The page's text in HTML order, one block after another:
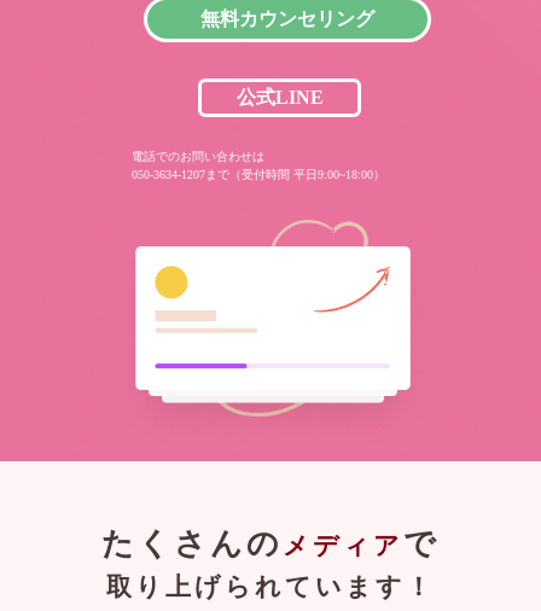
無料カウンセリング
公式LINE
電話でのお問い合わせは
050-3634-1207まで（受付時間 平日9:00~18:00）
たくさんの メディア で
取り上げられています！